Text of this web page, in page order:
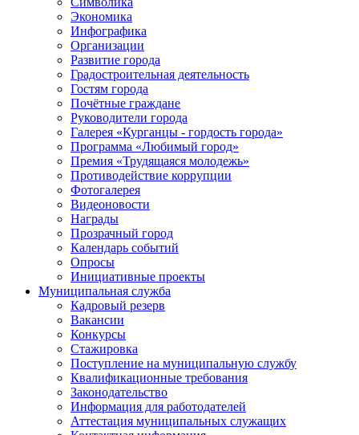
Экономика
Инфографика
Организации
Развитие города
Градостроительная деятельность
Гостям города
Почётные граждане
Руководители города
Галерея «Курганцы - гордость города»
Программа «Любимый город»
Премия «Трудящаяся молодежь»
Противодействие коррупции
Фотогалерея
Видеоновости
Награды
Прозрачный город
Календарь событий
Опросы
Инициативные проекты
Муниципальная служба
Кадровый резерв
Вакансии
Конкурсы
Стажировка
Поступление на муниципальную службу
Квалификационные требования
Законодательство
Информация для работодателей
Аттестация муниципальных служащих